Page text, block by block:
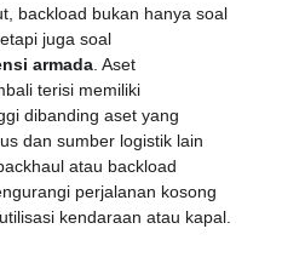
backload bukan hanya soal
juga soal
armada . Aset
terisi memiliki
dibanding aset yang
dan sumber logistik lain
atau backload
perjalanan kosong
kendaraan atau kapal.